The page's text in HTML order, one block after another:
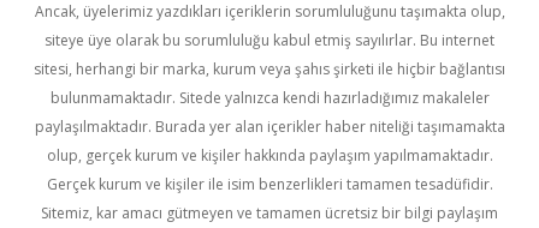
Ancak, üyelerimiz yazdıkları içeriklerin sorumluluğunu taşımakta olup,
siteye üye olarak bu sorumluluğu kabul etmiş sayılırlar. Bu internet
sitesi, herhangi bir marka, kurum veya şahıs şirketi ile hiçbir bağlantısı
bulunmamaktadır. Sitede yalnızca kendi hazırladığımız makaleler
paylaşılmaktadır. Burada yer alan içerikler haber niteliği taşımamakta
olup, gerçek kurum ve kişiler hakkında paylaşım yapılmamaktadır.
Gerçek kurum ve kişiler ile isim benzerlikleri tamamen tesadüfidir.
Sitemiz, kar amacı gütmeyen ve tamamen ücretsiz bir bilgi paylaşım